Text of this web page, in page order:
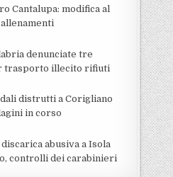
Cantalupa: modifica al
denunciate tre
trasporto illecito rifiuti
distrutti a Corigliano
in corso
abusiva a Isola
controlli dei carabinieri